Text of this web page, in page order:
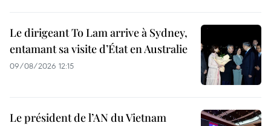
Le dirigeant To Lam arrive à Sydney,
entamant sa visite d’État en Australie
09/08/2026 12:15
Le président de l’AN du Vietnam